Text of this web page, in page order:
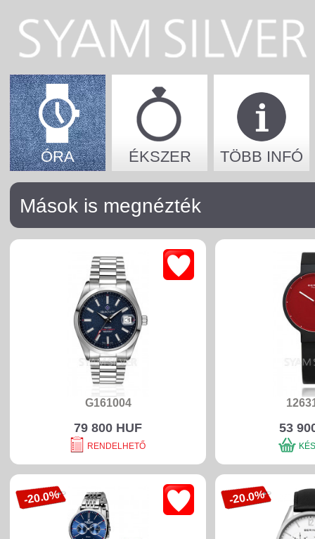
ÓRA ÉKSZER TÖBB INFÓ
Mások is megnézték
G161004
79 800 HUF
RENDELHETŐ
53
-20.0% -20.0%